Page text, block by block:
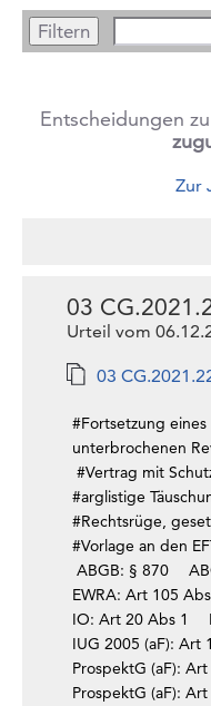
Entscheidungen zu
Zur
03
Urteil vom
03
#Fortsetzung
unterbrochenen
#Vertrag mit
#arglistige
#Rechtsrüge,
#Vorlage an den
ABGB: § 870
EWRA: Art 105
IO: Art 20 Abs 1
IUG 2005 (aF): Art
ProspektG (aF):
ProspektG (aF):